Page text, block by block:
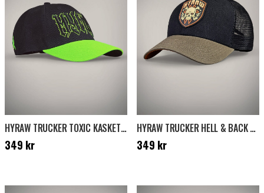
HYRAW TRUCKER TOXIC KASKET - SORT/NEONGRØN
Pris: 349 kr
349 kr
HYRAW TRUCKER HELL & BACK KASKET - SORT/KHAKI
Pris: 349 kr
349 kr